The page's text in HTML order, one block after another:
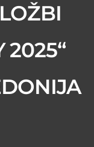
2025“